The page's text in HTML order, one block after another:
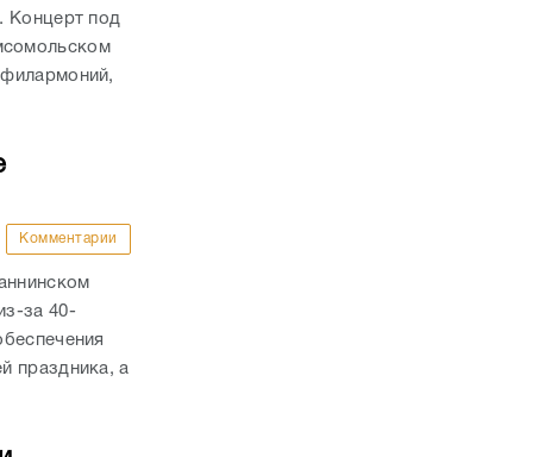
Концерт под
Комментарии
за 40-
праздника, а